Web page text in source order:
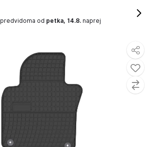
predvidoma od petka, 14.8. naprej